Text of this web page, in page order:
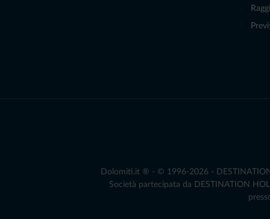
Dolomiti.it ® - © 1996-2026 - DESTINATION
Società partecipata da DESTINATION